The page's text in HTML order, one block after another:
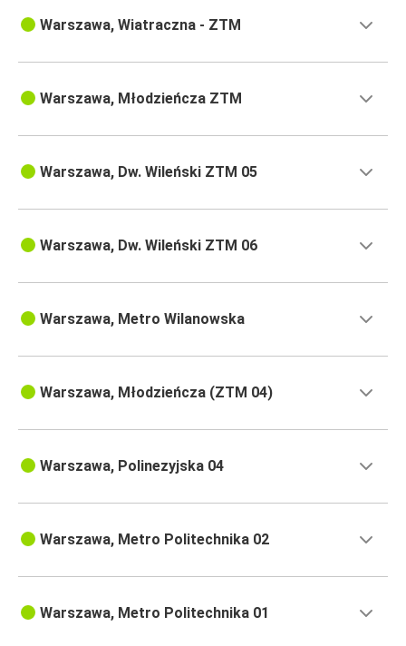
Warszawa, Wiatraczna - ZTM
Warszawa, Młodzieńcza ZTM
Warszawa, Dw. Wileński ZTM 05
Warszawa, Dw. Wileński ZTM 06
Warszawa, Metro Wilanowska
Warszawa, Młodzieńcza (ZTM 04)
Warszawa, Polinezyjska 04
Warszawa, Metro Politechnika 02
Warszawa, Metro Politechnika 01